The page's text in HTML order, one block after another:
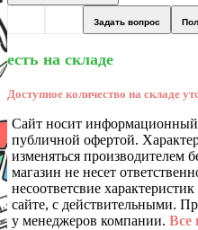
Задать вопрос
есть на складе
Доступное количество на складе
Сайт носит информационный
публичной офертой.
изменяться производителем
магазин не несет
несоответсвие
сайте, с действительными.
у менеджеров компании. Все